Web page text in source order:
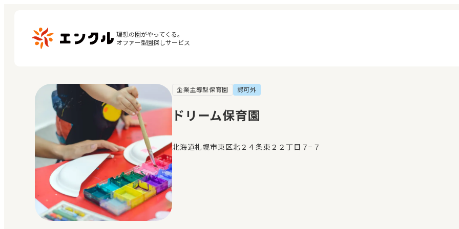
理想の園がやってくる。
オファー型園探しサービス
保育園・幼稚園を探す
地図から探す
地域から探す
マイページ
閲覧履歴
お気に入り
企業主導型保育園 認可外
ドリーム保育園
北海道札幌市東区北２４条東２２丁目７−７